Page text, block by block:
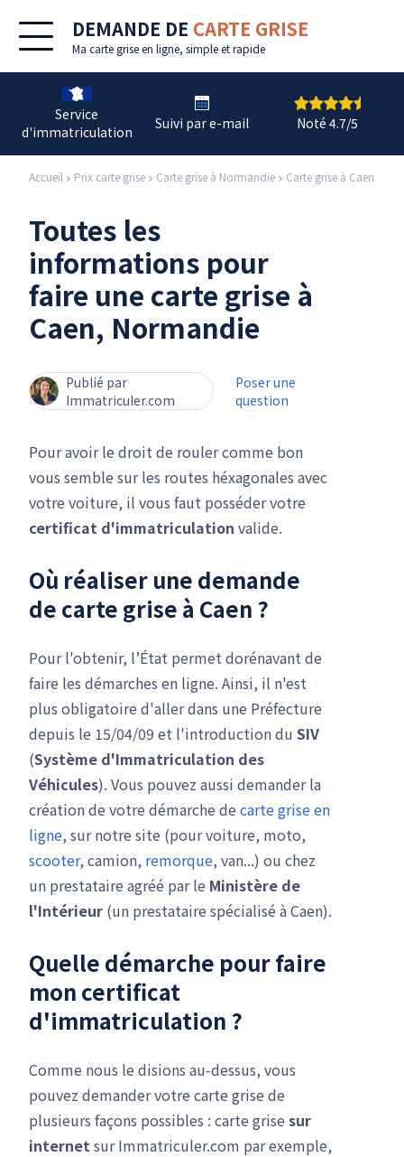
DEMANDE DE CARTE GRISE
Ma carte grise en ligne, simple et rapide
Service
d'immatriculation
Suivi par e-mail Noté 4.7/5
Accueil Prix carte grise Carte grise à Normandie Carte grise à Caen
Toutes les
informations pour
faire une carte grise à
Caen, Normandie
Publié par
Immatriculer.com
Poser une
question
Pour avoir le droit de rouler comme bon
vous semble sur les routes héxagonales avec
votre voiture, il vous faut posséder votre
certificat d'immatriculation valide.
Où réaliser une demande
de carte grise à Caen ?
Pour l'obtenir, l’État permet dorénavant de
faire les démarches en ligne. Ainsi, il n'est
plus obligatoire d'aller dans une Préfecture
depuis le 15/04/09 et l'introduction du SIV
(Système d'Immatriculation des
Véhicules). Vous pouvez aussi demander la
création de votre démarche de carte grise en
ligne, sur notre site (pour voiture, moto,
scooter, camion, remorque, van...) ou chez
un prestataire agréé par le Ministère de
l'Intérieur (un prestataire spécialisé à Caen).
Quelle démarche pour faire
mon certificat
d'immatriculation ?
Comme nous le disions au-dessus, vous
pouvez demander votre carte grise de
plusieurs façons possibles : carte grise sur
internetsur Immatriculer.com par exemple,